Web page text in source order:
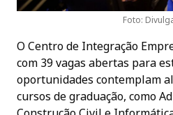
Foto:
O Centro de Integração
com 39 vagas abertas para
oportunidades contemplam
cursos de graduação, como